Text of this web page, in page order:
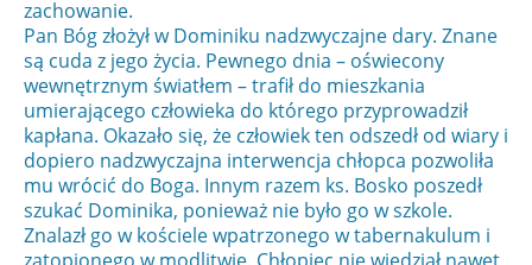
zachowanie.
Pan Bóg złożył w Dominiku nadzwyczajne dary. Znane
są cuda z jego życia. Pewnego dnia – oświecony
wewnętrznym światłem – trafił do mieszkania
umierającego człowieka do którego przyprowadził
kapłana. Okazało się, że człowiek ten odszedł od wiary i
dopiero nadzwyczajna interwencja chłopca pozwoliła
mu wrócić do Boga. Innym razem ks. Bosko poszedł
szukać Dominika, ponieważ nie było go w szkole.
Znalazł go w kościele wpatrzonego w tabernakulum i